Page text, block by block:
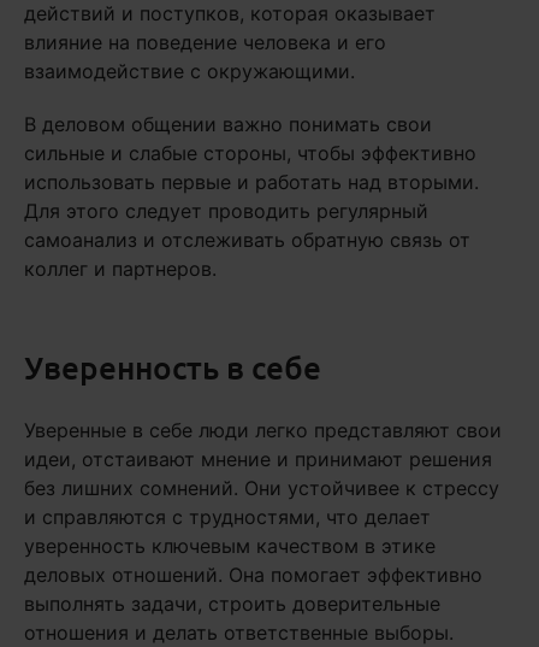
действий и поступков, которая оказывает
влияние на поведение человека и его
взаимодействие с окружающими.
В деловом общении важно понимать свои
сильные и слабые стороны, чтобы эффективно
использовать первые и работать над вторыми.
Для этого следует проводить регулярный
самоанализ и отслеживать обратную связь от
коллег и партнеров.
Уверенность в себе
Уверенные в себе люди легко представляют свои
идеи, отстаивают мнение и принимают решения
без лишних сомнений. Они устойчивее к стрессу
и справляются с трудностями, что делает
уверенность ключевым качеством в этике
деловых отношений. Она помогает эффективно
выполнять задачи, строить доверительные
отношения и делать ответственные выборы.